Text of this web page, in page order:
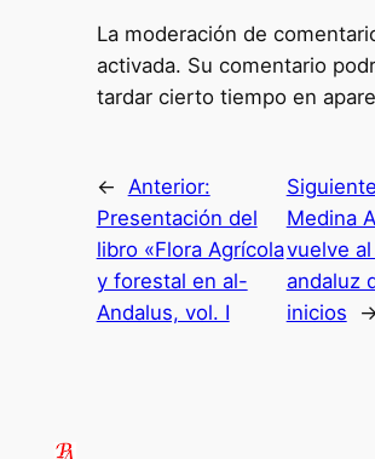
La moderación de
activada. Su comentario
tardar cierto tiempo en
← Anterior:
Presentación del
libro «Flora Agrícola
y forestal en al-
Andalus, vol. I
Medina
vuelve
andaluz
inicios